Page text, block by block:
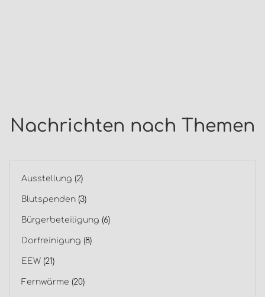
Nachrichten nach Themen
Ausstellung (2)
Blutspenden (3)
Bürgerbeteiligung (6)
Dorfreinigung (8)
EEW (21)
Fernwärme (20)